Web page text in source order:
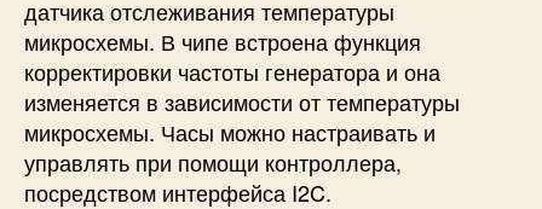
датчика отслеживания температуры
микросхемы. В чипе встроена функция
корректировки частоты генератора и она
изменяется в зависимости от температуры
микросхемы. Часы можно настраивать и
управлять при помощи контроллера,
посредством интерфейса I2C.